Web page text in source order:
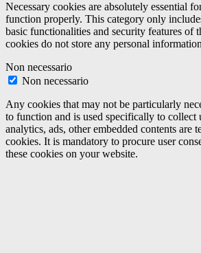
Necessary cookies are absolutely essential
function properly. This category only
basic functionalities and security features of
cookies do not store any personal
Non necessario
Non necessario
Any cookies that may not be particularly
to function and is used specifically to collect
analytics, ads, other embedded contents are
cookies. It is mandatory to procure user
these cookies on your website.